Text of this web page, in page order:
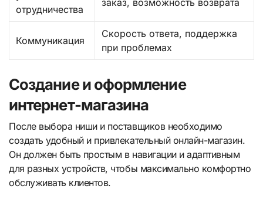
отрудничества
заказ, возможность возврата
Коммуникация
Скорость ответа, поддержка
при проблемах
Создание и оформление
интернет-магазина
После выбора ниши и поставщиков необходимо
создать удобный и привлекательный онлайн-магазин.
Он должен быть простым в навигации и адаптивным
для разных устройств, чтобы максимально комфортно
обслуживать клиентов.